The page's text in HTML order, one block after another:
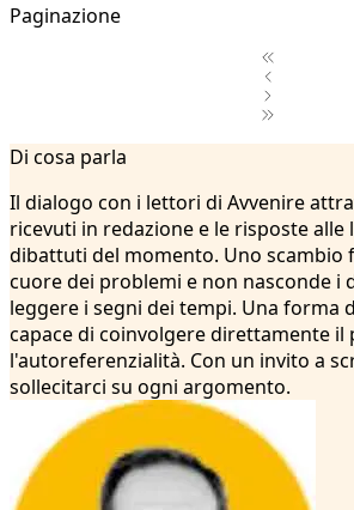
Paginazione
2
3
4
5
6
7
8
9
Di cosa parla
Il dialogo con i lettori di Avvenire
ricevuti in redazione e le risposte
dibattuti del momento. Uno scambio
cuore dei problemi e non nasconde i
leggere i segni dei tempi. Una forma
capace di coinvolgere direttamente il
l'autoreferenzialità. Con un invito a
sollecitarci su ogni argomento.